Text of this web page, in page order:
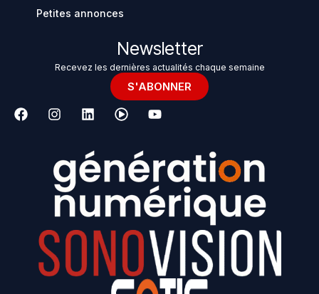
Petites annonces
Newsletter
Recevez les dernières actualités chaque semaine
S'ABONNER